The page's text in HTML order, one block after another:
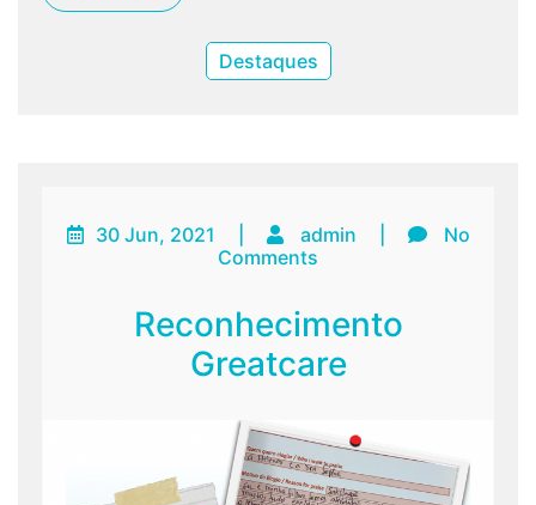
Destaques
30 Jun, 2021 admin
No
Comments
Reconhecimento
Greatcare